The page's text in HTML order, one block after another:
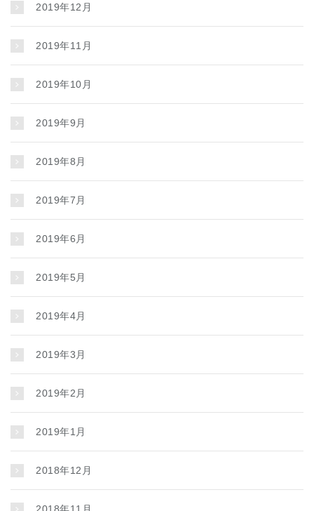
2019年12月
2019年11月
2019年10月
2019年9月
2019年8月
2019年7月
2019年6月
2019年5月
2019年4月
2019年3月
2019年2月
2019年1月
2018年12月